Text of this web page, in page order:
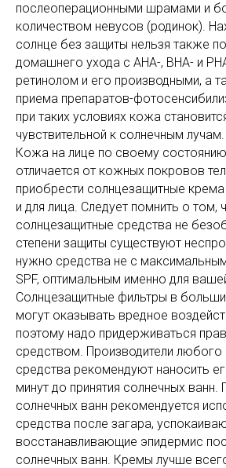
послеоперационными шрамами и
количеством невусов (родинок).
солнце без защиты нельзя также
домашнего ухода с AHA-, BHA- и
ретинолом и его производными, а
приема препаратов-
при таких условиях кожа
чувствительной к солнечным лучам.
Кожа на лице по своему
отличается от кожных покровов
приобрести солнцезащитные крема
и для лица. Следует помнить о том,
солнцезащитные средства не
степени защиты существуют
нужно средства не с
SPF, оптимальным именно для
Солнцезащитные фильтры в
могут оказывать вредное
поэтому надо придерживаться
средством. Производители любого
средства рекомендуют наносить
минут до принятия солнечных ванн.
солнечных ванн рекомендуется
средства после загара,
восстанавливающие эпидермис
солнечных ванн. Кремы лучше